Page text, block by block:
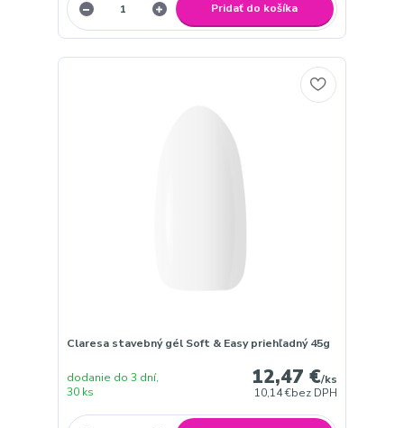
Pridať do košíka
Claresa stavebný gél Soft & Easy priehľadný 45g
12,47 €/ks
10,14 €bez DPH
dodanie do 3 dní,
30 ks